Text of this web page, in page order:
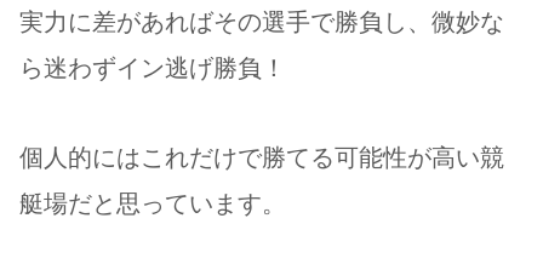
実力に差があればその選手で勝負し、微妙な
ら迷わずイン逃げ勝負！
個人的にはこれだけで勝てる可能性が高い競
艇場だと思っています。